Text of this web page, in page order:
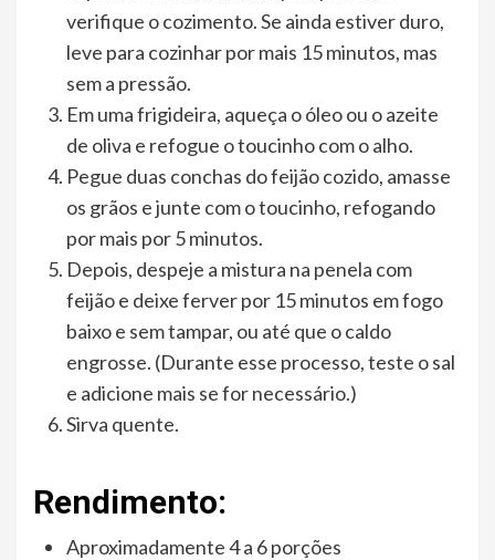
verifique o cozimento. Se ainda estiver duro,
leve para cozinhar por mais 15 minutos, mas
sem a pressão.
Em uma frigideira, aqueça o óleo ou o azeite
de oliva e refogue o toucinho com o alho.
Pegue duas conchas do feijão cozido, amasse
os grãos e junte com o toucinho, refogando
por mais por 5 minutos.
Depois, despeje a mistura na penela com
feijão e deixe ferver por 15 minutos em fogo
baixo e sem tampar, ou até que o caldo
engrosse. (Durante esse processo, teste o sal
e adicione mais se for necessário.)
Sirva quente.
Rendimento:
Aproximadamente 4 a 6 porções